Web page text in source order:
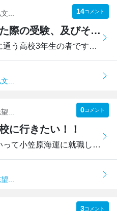
... 14コメント
内部推薦が貰えなかった際の受験、及びその対策(模試等)について
私は関東圏の大学附属高校に通う高校3年生の者です。私の通う...
...
... 0コメント
に行きたい！！
大島海洋から水産大学校にいって小笠原海運に就職したい！！...
...
3コメント